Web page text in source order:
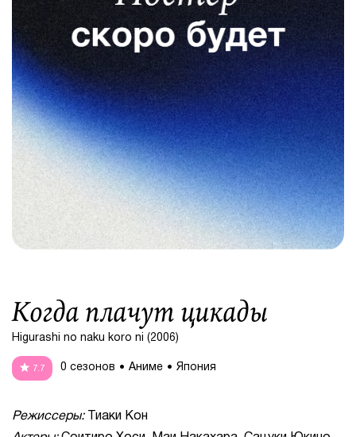
О нас
Авторы
Когда плачут цикады
Higurashi no naku koro ni (2006)
7.7 0 сезонов Аниме Япония
Режиссеры:Тиаки Кон